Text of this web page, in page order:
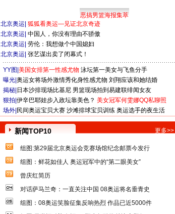
恶搞男篮海报集萃
北京奥运 狐狐看奥运—见证北京奇迹
北京奥运 中国人，你没有理由不骄傲
北京奥运 劳伦：我想做个中国媳妇
北京奥运 张艺谋出卖了闭幕式！
YY图| 美国女排第一性感尤物 泳坛第一美女与飞鱼分手
曝光| 奥运女将场外激情秀化身性感尤物 刘翔应该和她结婚
揭秘| 日本沙排现场比基尼 男篮现场拍到易建联绯闻女友
狠拍| 伊辛巴耶娃步入政坛靠美色？ 美女冠军何雯娜QQ私聊照
场外| 民间奥运宝贝大赛 沙滩排球宝贝训练 奥运选手的夜生活
新闻TOP10 更多>>
组图:第29届北京奥运会竞赛场馆纪念邮票今发行
组图：鲜花如佳人 奥运冠军中的“第二眼美女”
曾庆红简历
对话萨马兰奇：一直关注中国 08奥运将名垂青史
组图：08奥运笑脸征集反响热烈 作品已近5000件